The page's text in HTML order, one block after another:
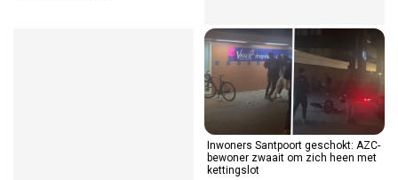
Inwoners Santpoort geschokt: AZC-
bewoner zwaait om zich heen met
kettingslot